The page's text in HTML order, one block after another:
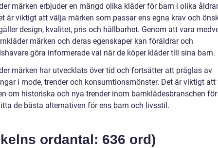
märken erbjuder en mängd olika kläder för barn i olika
är viktigt att välja märken som passar ens egna krav och
design, kvalitet, pris och hållbarhet. Genom att vara
märken och deras egenskaper kan föräldrar och
göra informerade val när de köper kläder till sina barn.
märken har utvecklats över tid och fortsätter att präglas av
i mode, trender och konsumtionsmönster. Det är viktigt att
om historiska och nya trender inom barnklädesbranschen
de bästa alternativen för ens barn och livsstil.
ordantal: 636 ord)